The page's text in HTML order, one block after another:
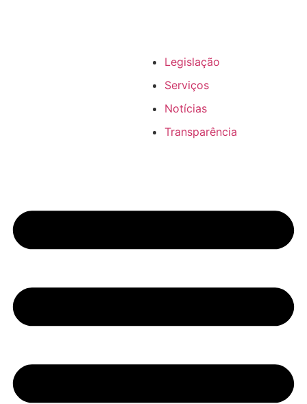
Legislação
Serviços
Notícias
Transparência